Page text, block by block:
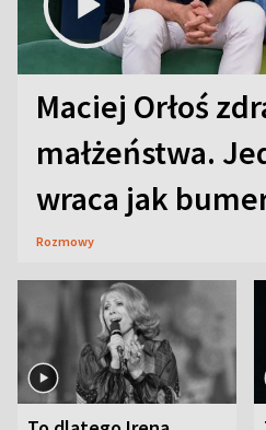
Maciej Orłoś
małżeństwa.
wraca jak
Rozmowy